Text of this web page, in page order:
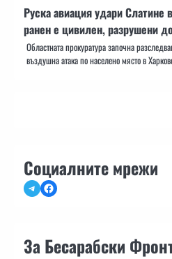
Руска авиация удари Слатине
ранен е цивилен, разрушени
Областната прокуратура започна
въздушна атака по населено място в
Социалните мрежи
TelegramFacebook
За Бесарабски